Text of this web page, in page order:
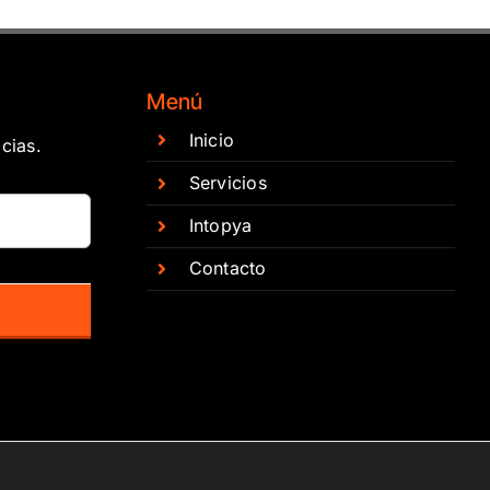
Menú
Inicio
Servicios
Intopya
Contacto